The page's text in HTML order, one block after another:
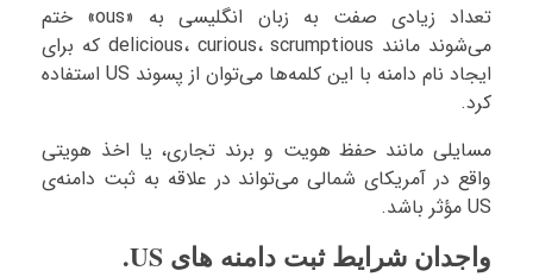
تعداد زیادی صفت به زبان انگلیسی به «ous» ختم
می‌شوند مانند delicious، curious، scrumptious که برای
ایجاد نام دامنه با این کلمه‌ها می‌توان از پسوند US استفاده
کرد.
مسایلی مانند حفظ هویت و برند تجاری، یا اخذ هویتی
واقع در آمریکای شمالی می‌تواند در علاقه به ثبت دامنه‌ی
US مؤثر باشد.
واجدان شرایط ثبت دامنه های US.